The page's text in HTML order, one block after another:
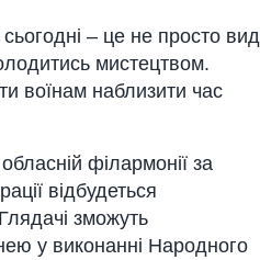
сьогодні – це не просто вид
мистецтвом.
воїнам наблизити час
філармонії за
відбудеться
зможуть
у виконанні Народного